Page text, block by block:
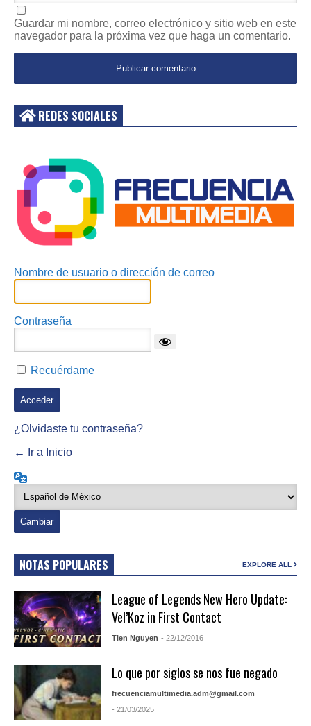
Guardar mi nombre, correo electrónico y sitio web en este
navegador para la próxima vez que haga un comentario.
REDES SOCIALES
Nombre de usuario o dirección de correo
Contraseña
Recuérdame
¿Olvidaste tu contraseña?
← Ir a Inicio
NOTAS POPULARES EXPLORE ALL
League of Legends New Hero Update:
Vel’Koz in First Contact
Tien Nguyen - 22/12/2016
Lo que por siglos se nos fue negado
frecuenciamultimedia.adm@gmail.com
- 21/03/2025